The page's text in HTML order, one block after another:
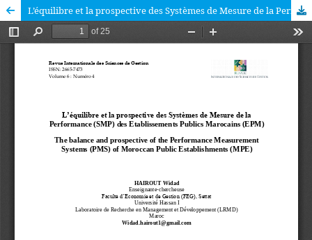
L’équilibre et la prospective des Systèmes de Mesure de la Performance (SMP) des Etablissements Publics Marocains (EPM)